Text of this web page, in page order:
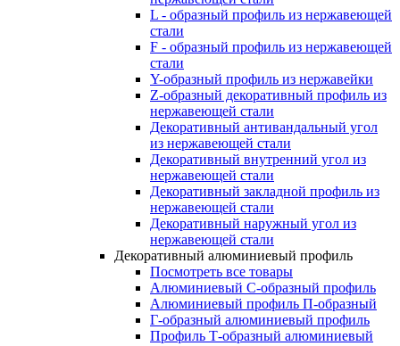
L - образный профиль из нержавеющей
стали
F - образный профиль из нержавеющей
стали
Y-образный профиль из нержавейки
Z-образный декоративный профиль из
нержавеющей стали
Декоративный антивандальный угол
из нержавеющей стали
Декоративный внутренний угол из
нержавеющей стали
Декоративный закладной профиль из
нержавеющей стали
Декоративный наружный угол из
нержавеющей стали
Декоративный алюминиевый профиль
Посмотреть все товары
Алюминиевый С-образный профиль
Алюминиевый профиль П-образный
Г-образный алюминиевый профиль
Профиль Т-образный алюминиевый